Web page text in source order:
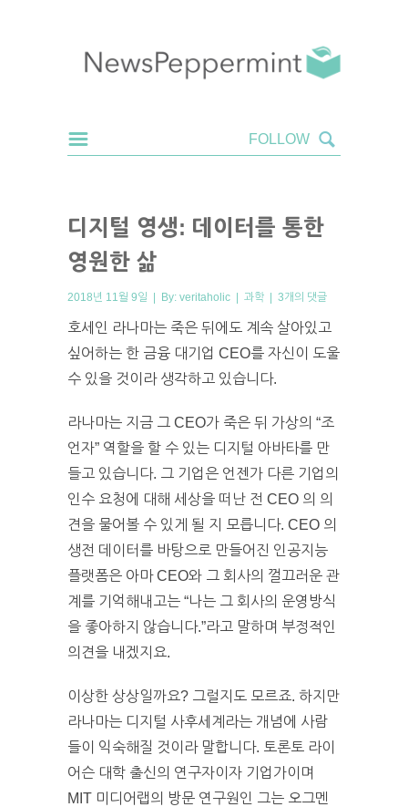
디지털 영생: 데이터를 통한
영원한 삶
2018년 11월 9일 | By: veritaholic | 과학 | 3개의 댓글
호세인 라나마는 죽은 뒤에도 계속 살아있고
싶어하는 한 금융 대기업 CEO를 자신이 도울
수 있을 것이라 생각하고 있습니다.
라나마는 지금 그 CEO가 죽은 뒤 가상의 “조
언자” 역할을 할 수 있는 디지털 아바타를 만
들고 있습니다. 그 기업은 언젠가 다른 기업의
인수 요청에 대해 세상을 떠난 전 CEO 의 의
견을 물어볼 수 있게 될 지 모릅니다. CEO 의
생전 데이터를 바탕으로 만들어진 인공지능
플랫폼은 아마 CEO와 그 회사의 껄끄러운 관
계를 기억해내고는 “나는 그 회사의 운영방식
을 좋아하지 않습니다.”라고 말하며 부정적인
의견을 내겠지요.
이상한 상상일까요? 그럴지도 모르죠. 하지만
라나마는 디지털 사후세계라는 개념에 사람
들이 익숙해질 것이라 말합니다. 토론토 라이
어슨 대학 출신의 연구자이자 기업가이며
MIT 미디어랩의 방문 연구원인 그는 오그멘